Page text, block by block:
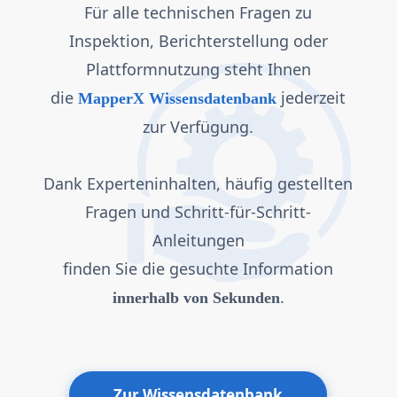
Für alle technischen Fragen zu
Inspektion, Berichterstellung oder
Plattformnutzung steht Ihnen
dieMapperX Wissensdatenbank jederzeit
zur Verfügung.
Dank Experteninhalten, häufig gestellten
Fragen und Schritt-für-Schritt-
Anleitungen
finden Sie die gesuchte Information
innerhalb von Sekunden.